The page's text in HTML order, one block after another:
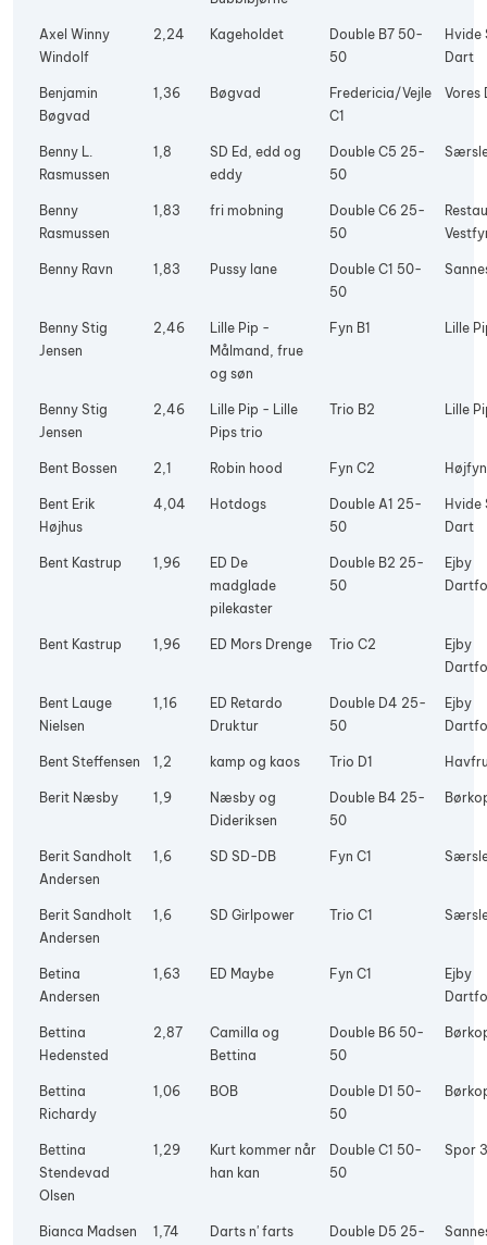
Axel Winny
Windolf
2,24 Kageholdet
Double B7 50-
50
Hvide
Dart
Benjamin
Bøgvad
1,36 Bøgvad
Fredericia/Vejle
C1
Vores
Benny L.
Rasmussen
1,8
SD Ed, edd og
eddy
Double C5 25-
50
Benny
Rasmussen
1,83 fri mobning
Double C6 25-
50
Benny Ravn 1,83 Pussy lane
Double C1 50-
50
Benny Stig
Jensen
2,46
Lille Pip -
Målmand, frue
og søn
Fyn B1 Lille
Benny Stig
Jensen
2,46
Lille Pip - Lille
Pips trio
Trio B2 Lille
Bent Bossen 2,1 Robin hood Fyn C2
Bent Erik
Højhus
4,04 Hotdogs
Double A1 25-
50
Hvide
Dart
Bent Kastrup 1,96
ED De
madglade
pilekaster
Double B2 25-
50
Ejby
Bent Kastrup 1,96 ED Mors Drenge Trio C2
Ejby
Bent Lauge
Nielsen
1,16
ED Retardo
Druktur
Double D4 25-
50
Ejby
Bent Steffensen 1,2 kamp og kaos Trio D1
Berit Næsby 1,9
Næsby og
Dideriksen
Double B4 25-
50
Berit Sandholt
Andersen
1,6 SD SD-DB Fyn C1
Berit Sandholt
Andersen
1,6 SD Girlpower Trio C1
Betina
Andersen
1,63 ED Maybe Fyn C1
Ejby
Bettina
Hedensted
2,87
Camilla og
Bettina
Double B6 50-
50
Bettina
Richardy
1,06 BOB
Double D1 50-
50
Bettina
Stendevad
Olsen
1,29
Kurt kommer når
han kan
Double C1 50-
50
Spor 3
Bianca Madsen 1,74 Darts n' farts
Double D5 25-